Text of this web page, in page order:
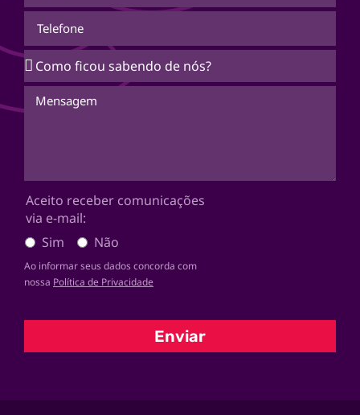
Aceito receber comunicações
via e-mail:
Sim
Não
Ao informar seus dados concorda com
nossa Política de Privacidade
Enviar